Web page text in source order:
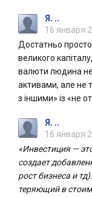
Я. ..
16 января
Достатньо
великого
валюти людина
активами, але не
з іншими» із «не
Я. ..
16 января
«Инвестиция —
создает
рост бизнеса и
теряющий в